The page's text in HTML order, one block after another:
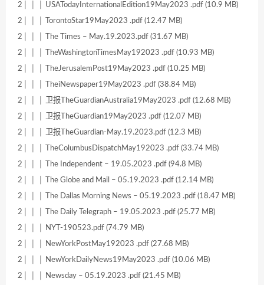
2│ │ │ USATodayInternationalEdition19May2023 .pdf (10.9 MB)
2│ │ │ TorontoStar19May2023 .pdf (12.47 MB)
2│ │ │ The Times – May.19.2023.pdf (31.67 MB)
2│ │ │ TheWashingtonTimesMay192023 .pdf (10.93 MB)
2│ │ │ TheJerusalemPost19May2023 .pdf (10.25 MB)
2│ │ │ TheiNewspaper19May2023 .pdf (38.84 MB)
2│ │ │ 卫报TheGuardianAustralia19May2023 .pdf (12.68 MB)
2│ │ │ 卫报TheGuardian19May2023 .pdf (12.07 MB)
2│ │ │ 卫报TheGuardian-May.19.2023.pdf (12.3 MB)
2│ │ │ TheColumbusDispatchMay192023 .pdf (33.74 MB)
2│ │ │ The Independent – 19.05.2023 .pdf (94.8 MB)
2│ │ │ The Globe and Mail – 05.19.2023 .pdf (12.14 MB)
2│ │ │ The Dallas Morning News – 05.19.2023 .pdf (18.47 MB)
2│ │ │ The Daily Telegraph – 19.05.2023 .pdf (25.77 MB)
2│ │ │ NYT-190523.pdf (74.79 MB)
2│ │ │ NewYorkPostMay192023 .pdf (27.68 MB)
2│ │ │ NewYorkDailyNews19May2023 .pdf (10.06 MB)
2│ │ │ Newsday – 05.19.2023 .pdf (21.45 MB)